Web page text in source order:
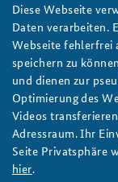
baks-
1/2016
Germany’s
Diese Webseite
Daten verarbeiten.
Webseite fehlerfrei
speichern zu
und dienen zur
Optimierung des
Videos
Adressraum. Ihr
Seite Privatsphäre
hier.